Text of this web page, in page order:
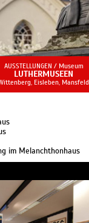
AUSSTELLUNGEN / Museum
LUTHERMUSEEN
Eisleben, Mansfeld
im Melanchthonhaus